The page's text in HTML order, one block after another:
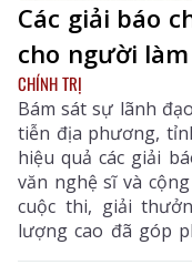
Các giải báo
cho người
CHÍNH TRỊ
Bám sát sự lãnh
tiễn địa phương,
hiệu quả các giải
văn nghệ sĩ và cộng tác
cuộc thi, giải
lượng cao đã góp
Đảng, chính sách